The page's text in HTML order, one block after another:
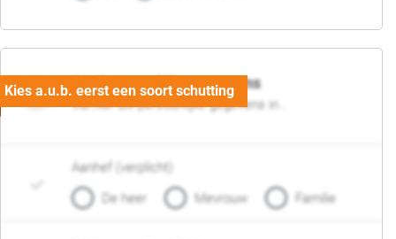
06. Persoonlijke gegevens
Vul hier uw persoonlijke gegevens in..
Aanhef (verplicht)
De heer
Mevrouw Familie